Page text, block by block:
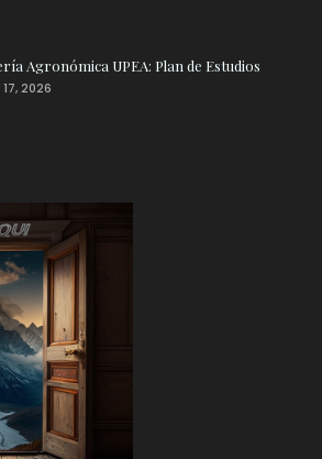
Agronómica UPEA: Plan de Estudios
17, 2026